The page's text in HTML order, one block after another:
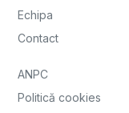
Echipa
Contact
ANPC
Politică cookies